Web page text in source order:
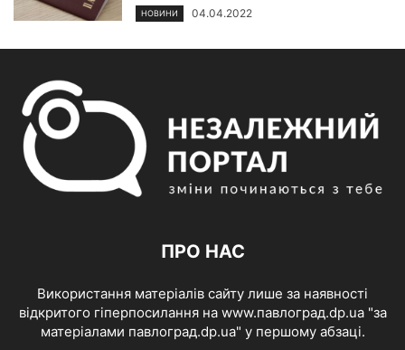
НОВИНИ 04.04.2022
ПРО НАС
Використання матеріалів сайту лише за наявності
відкритого гіперпосилання на www.павлоград.dp.ua "за
матеріалами павлоград.dp.ua" у першому абзаці.